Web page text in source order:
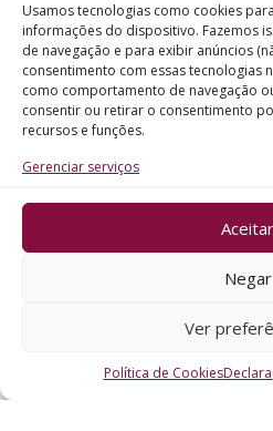
Usamos tecnologias como cookies
informações do dispositivo. Fazemos
de navegação e para exibir anúncios
consentimento com essas tecnologias
como comportamento de navegação
consentir ou retirar o consentimento
recursos e funções.
Gerenciar serviços
Aceitar
Negar
Ver
Política de Cookies
Assunto
Mensagem